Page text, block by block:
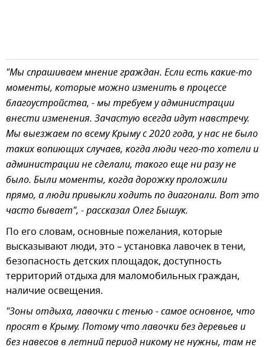
"Мы спрашиваем мнение граждан. Если есть какие-то
моменты, которые можно изменить в процессе
благоустройства, - мы требуем у администрации
внести изменения. Зачастую всегда идут навстречу.
Мы выезжаем по всему Крыму с 2020 года, у нас не было
таких вопиющих случаев, когда люди чего-то хотели и
администрации не сделали, такого еще ни разу не
было. Были моменты, когда дорожку проложили
прямо, а люди привыкли ходить по диагонали. Вот это
часто бывает", - рассказал Олег Бышук.
По его словам, основные пожелания, которые
высказывают люди, это – установка лавочек в тени,
безопасность детских площадок, доступность
территорий отдыха для маломобильных граждан,
наличие освещения.
"Зоны отдыха, лавочки с тенью - самое основное, что
просят в Крыму. Потому что лавочки без деревьев и
без навесов в летний период никому не нужны, там не